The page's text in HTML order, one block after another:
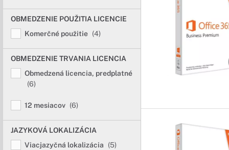
OBMEDZENIE POUŽITIA LICENCIE
Komerčné použitie (4)
OBMEDZENIE TRVANIA LICENCIA
Obmedzená licencia, predplatné
(6)
12 mesiacov (6)
JAZYKOVÁ LOKALIZÁCIA
Viacjazyčná lokalizácia
(5)